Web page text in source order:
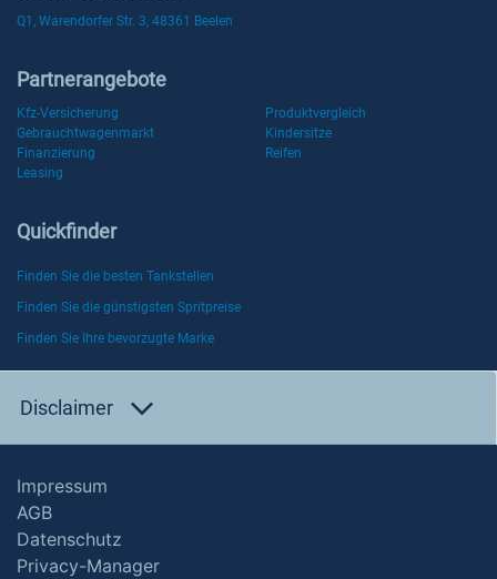
Q1, Warendorfer Str. 3, 48361 Beelen
Partnerangebote
Kfz-Versicherung
Produktvergleich
Gebrauchtwagenmarkt
Kindersitze
Finanzierung
Reifen
Leasing
Quickfinder
Finden Sie die besten Tankstellen
Finden Sie die günstigsten Spritpreise
Finden Sie Ihre bevorzugte Marke
Disclaimer
Impressum
AGB
Datenschutz
Privacy-Manager